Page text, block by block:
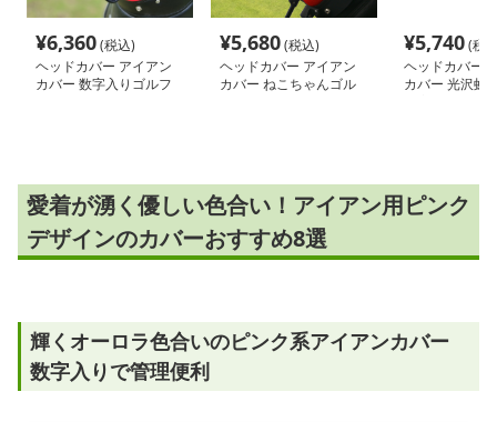
¥6,360(税込)
ヘッドカバー アイアン
カバー 数字入りゴルフ
¥5,680(税込)
ヘッドカバー アイアン
カバー ねこちゃんゴル
¥5,740(税
ヘッドカバー
カバー 光沢虹
愛着が湧く優しい色合い！アイアン用ピンク
デザインのカバーおすすめ8選
輝くオーロラ色合いのピンク系アイアンカバー
数字入りで管理便利